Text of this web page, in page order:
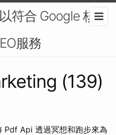
符合 Google 核心
服務
(139)
Api 透過冥想和跑步來為